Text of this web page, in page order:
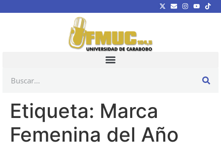
Etiqueta: Marca
Femenina del Año